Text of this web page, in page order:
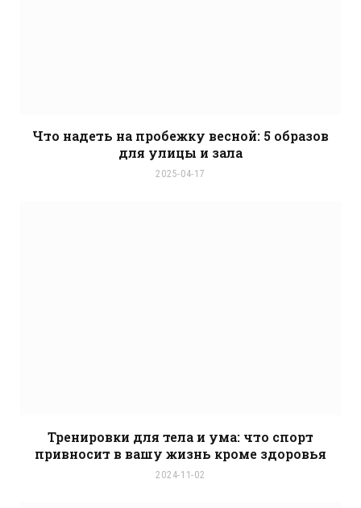
Что надеть на пробежку весной: 5 образов
для улицы и зала
2025-04-17
Тренировки для тела и ума: что спорт
привносит в вашу жизнь кроме здоровья
2024-11-02